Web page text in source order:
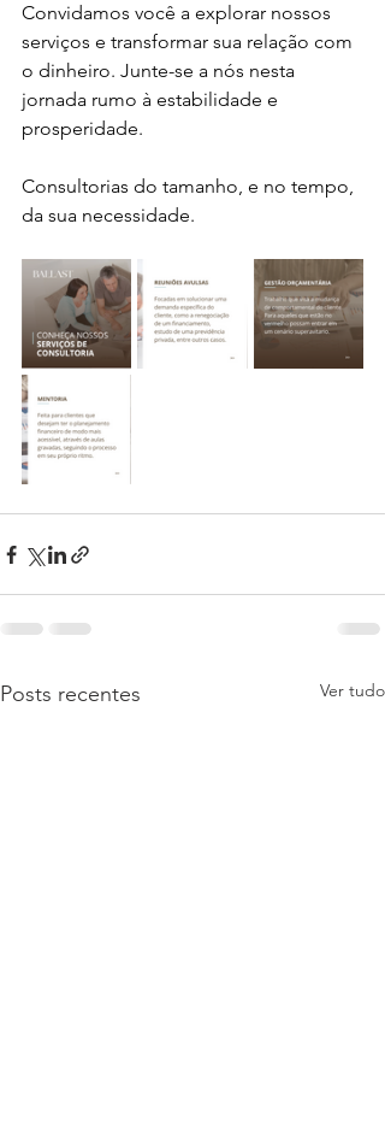
Convidamos você a explorar nossos
serviços e transformar sua relação com
o dinheiro. Junte-se a nós nesta
jornada rumo à estabilidade e
prosperidade.
Consultorias do tamanho, e no tempo,
da sua necessidade.
Posts recentes Ver tudo